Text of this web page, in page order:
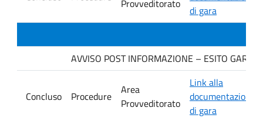
Provveditorato
di gara
AVVISO POST INFORMAZIONE – ESITO GARA.
Concluso Procedure
Area
Provveditorato
Link alla
documentazione
di gara